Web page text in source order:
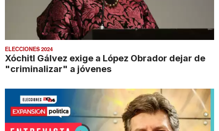
ELECCIONES 2024
Xóchitl Gálvez exige a López Obrador dejar de
"criminalizar" a jóvenes